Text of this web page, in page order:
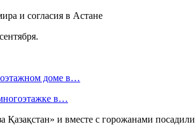
доме в…
в…
Қазақстан» и вместе с горожанами